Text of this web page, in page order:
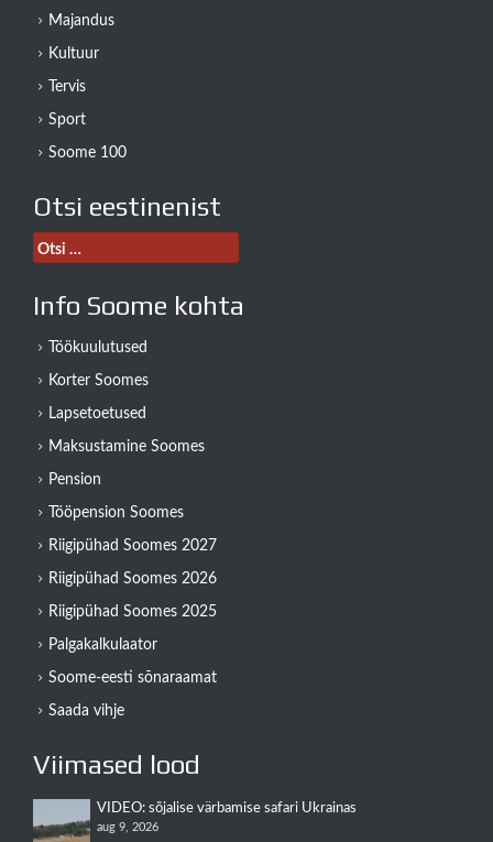
Majandus
Kultuur
Tervis
Sport
Soome 100
Otsi eestinenist
Otsi:
Info Soome kohta
Töökuulutused
Korter Soomes
Lapsetoetused
Maksustamine Soomes
Pension
Tööpension Soomes
Riigipühad Soomes 2027
Riigipühad Soomes 2026
Riigipühad Soomes 2025
Palgakalkulaator
Soome-eesti sõnaraamat
Saada vihje
Viimased lood
VIDEO: sõjalise värbamise safari Ukrainas
aug 9, 2026